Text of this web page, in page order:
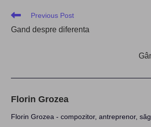
Read
articles
Previous Post
Gand despre diferenta
Florin Grozea
Florin Grozea - compozitor, antreprenor,